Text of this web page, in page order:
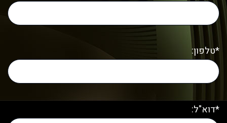
*טלפון:
*דוא"ל: